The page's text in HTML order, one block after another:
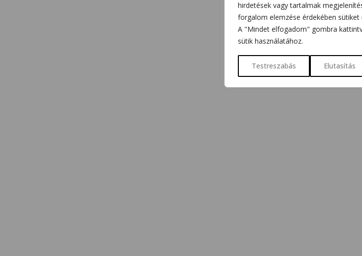
hirdetések vagy tartalmak
forgalom elemzése érdekében sütiket
A "Mindet elfogadom" gombra
sütik használatához.
Testreszabás Elutasítás